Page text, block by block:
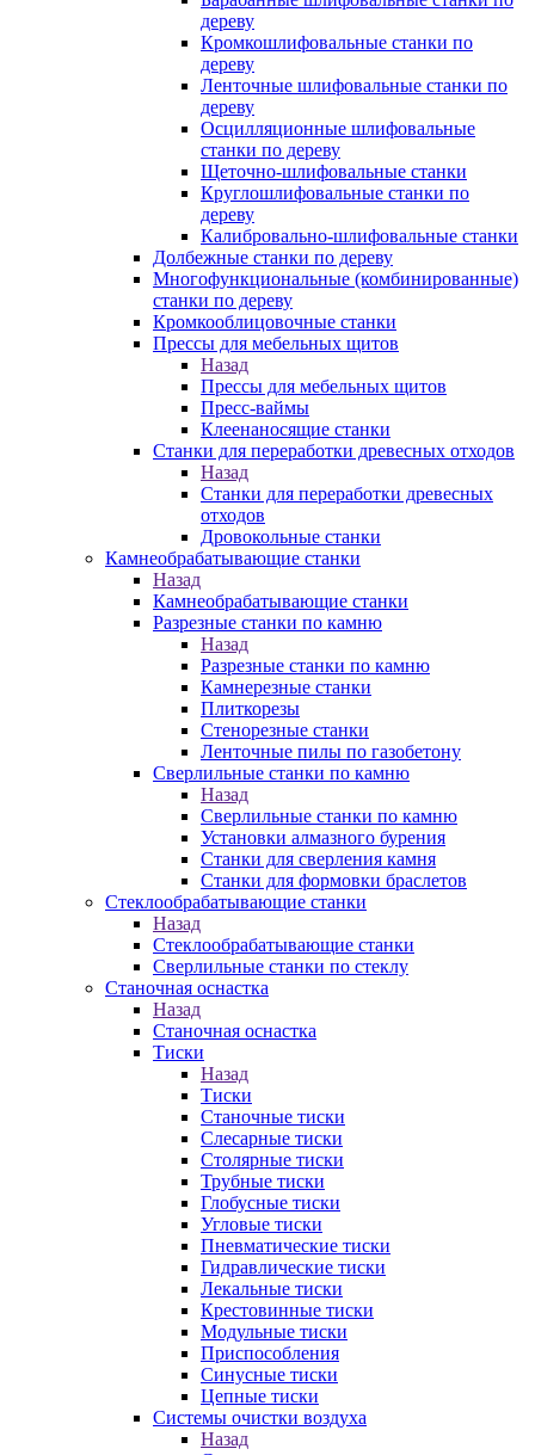
дереву
Кромкошлифовальные станки по
дереву
Ленточные шлифовальные станки по
дереву
Осцилляционные шлифовальные
станки по дереву
Щеточно-шлифовальные станки
Круглошлифовальные станки по
дереву
Калибровально-шлифовальные станки
Долбежные станки по дереву
Многофункциональные (комбинированные)
станки по дереву
Кромкооблицовочные станки
Прессы для мебельных щитов
Назад
Прессы для мебельных щитов
Пресс-ваймы
Клеенаносящие станки
Станки для переработки древесных отходов
Назад
Станки для переработки древесных
отходов
Дровокольные станки
Камнеобрабатывающие станки
Назад
Камнеобрабатывающие станки
Разрезные станки по камню
Назад
Разрезные станки по камню
Камнерезные станки
Плиткорезы
Стенорезные станки
Ленточные пилы по газобетону
Сверлильные станки по камню
Назад
Сверлильные станки по камню
Установки алмазного бурения
Станки для сверления камня
Станки для формовки браслетов
Стеклообрабатывающие станки
Назад
Стеклообрабатывающие станки
Сверлильные станки по стеклу
Станочная оснастка
Назад
Станочная оснастка
Тиски
Назад
Тиски
Станочные тиски
Слесарные тиски
Столярные тиски
Трубные тиски
Глобусные тиски
Угловые тиски
Пневматические тиски
Гидравлические тиски
Лекальные тиски
Крестовинные тиски
Модульные тиски
Приспособления
Синусные тиски
Цепные тиски
Системы очистки воздуха
Назад